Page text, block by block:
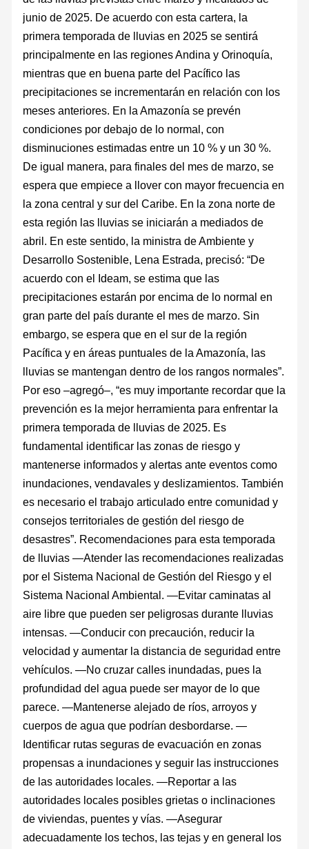
junio de 2025. De acuerdo con esta cartera, la
primera temporada de lluvias en 2025 se sentirá
principalmente en las regiones Andina y Orinoquía,
mientras que en buena parte del Pacífico las
precipitaciones se incrementarán en relación con los
meses anteriores. En la Amazonía se prevén
condiciones por debajo de lo normal, con
disminuciones estimadas entre un 10 % y un 30 %.
De igual manera, para finales del mes de marzo, se
espera que empiece a llover con mayor frecuencia en
la zona central y sur del Caribe. En la zona norte de
esta región las lluvias se iniciarán a mediados de
abril. En este sentido, la ministra de Ambiente y
Desarrollo Sostenible, Lena Estrada, precisó: “De
acuerdo con el Ideam, se estima que las
precipitaciones estarán por encima de lo normal en
gran parte del país durante el mes de marzo. Sin
embargo, se espera que en el sur de la región
Pacífica y en áreas puntuales de la Amazonía, las
lluvias se mantengan dentro de los rangos normales”.
Por eso –agregó–, “es muy importante recordar que la
prevención es la mejor herramienta para enfrentar la
primera temporada de lluvias de 2025. Es
fundamental identificar las zonas de riesgo y
mantenerse informados y alertas ante eventos como
inundaciones, vendavales y deslizamientos. También
es necesario el trabajo articulado entre comunidad y
consejos territoriales de gestión del riesgo de
desastres”. Recomendaciones para esta temporada
de lluvias —Atender las recomendaciones realizadas
por el Sistema Nacional de Gestión del Riesgo y el
Sistema Nacional Ambiental. —Evitar caminatas al
aire libre que pueden ser peligrosas durante lluvias
intensas. —Conducir con precaución, reducir la
velocidad y aumentar la distancia de seguridad entre
vehículos. —No cruzar calles inundadas, pues la
profundidad del agua puede ser mayor de lo que
parece. —Mantenerse alejado de ríos, arroyos y
cuerpos de agua que podrían desbordarse. —
Identificar rutas seguras de evacuación en zonas
propensas a inundaciones y seguir las instrucciones
de las autoridades locales. —Reportar a las
autoridades locales posibles grietas o inclinaciones
de viviendas, puentes y vías. —Asegurar
adecuadamente los techos, las tejas y en general los